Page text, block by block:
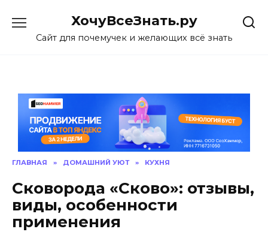
content
ХочуВсеЗнать.ру
Сайт для почемучек и желающих всё знать
ГЛАВНАЯ » ДОМАШНИЙ УЮТ » КУХНЯ
Сковорода «Сково»: отзывы,
виды, особенности
применения